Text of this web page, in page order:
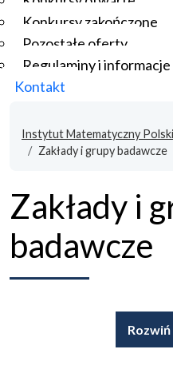
Konkursy zakończone
Pozostałe oferty
Regulaminy i informacje
Kontakt
Instytut Matematyczny
Zakłady i grupy badawcze
Zakłady i
badawcze